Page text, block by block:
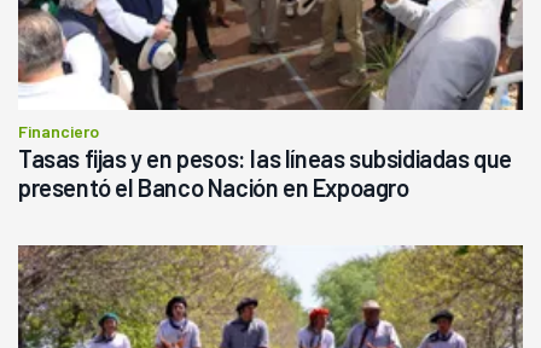
Financiero
Tasas fijas y en pesos: las líneas subsidiadas que
presentó el Banco Nación en Expoagro